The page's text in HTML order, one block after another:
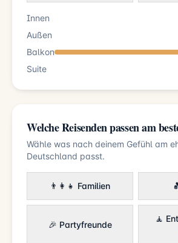
Innen
Außen
Balkon
Suite
Welche Reisenden passen am
Wähle was nach deinem Gefühl am
Deutschland passt.
👨‍👩‍👧 Familien
🎉 Partyfreunde
🧘